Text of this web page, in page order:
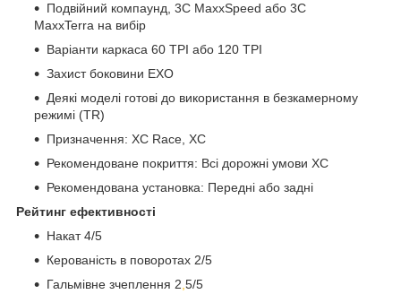
Подвійний компаунд, 3C MaxxSpeed або 3C
MaxxTerra на вибір
Варіанти каркаса 60 TPI або 120 TPI
Захист боковини EXO
Деякі моделі готові до використання в безкамерному
режимі (TR)
Призначення: XC Race, XC
Рекомендоване покриття: Всі дорожні умови XC
Рекомендована установка: Передні або задні
Рейтинг ефективності
Накат 4/5
Керованість в поворотах 2/5
Гальмівне зчеплення 2,5/5